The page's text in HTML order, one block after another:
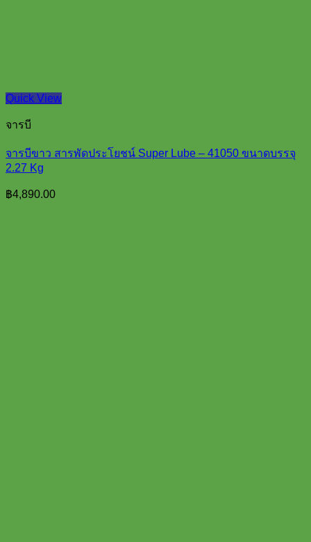
Quick View
จารบี
จารบีขาว สารพัดประโยชน์ Super Lube – 41050 ขนาดบรรจุ
2.27 Kg
฿4,890.00